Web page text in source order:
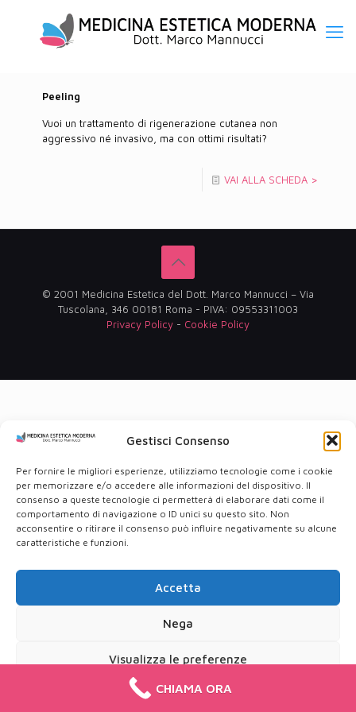
Gestisci Consenso
Per fornire le migliori esperienze, utilizziamo tecnologie come i cookie
per memorizzare e/o accedere alle informazioni del dispositivo. Il
consenso a queste tecnologie ci permetterà di elaborare dati come il
comportamento di navigazione o ID unici su questo sito. Non
acconsentire o ritirare il consenso può influire negativamente su alcune
caratteristiche e funzioni.
Accetta
Nega
Visualizza le preferenze
Cookie PolicyPrivacy Policy
Peeling
Vuoi un trattamento di rigenerazione cutanea non
aggressivo né invasivo, ma con ottimi risultati?
VAI ALLA SCHEDA >
© 2001 Medicina Estetica del Dott. Marco Mannucci – Via
Tuscolana, 346 00181 Roma - PIVA: 09553311003
Privacy Policy - Cookie Policy
CHIAMA ORA